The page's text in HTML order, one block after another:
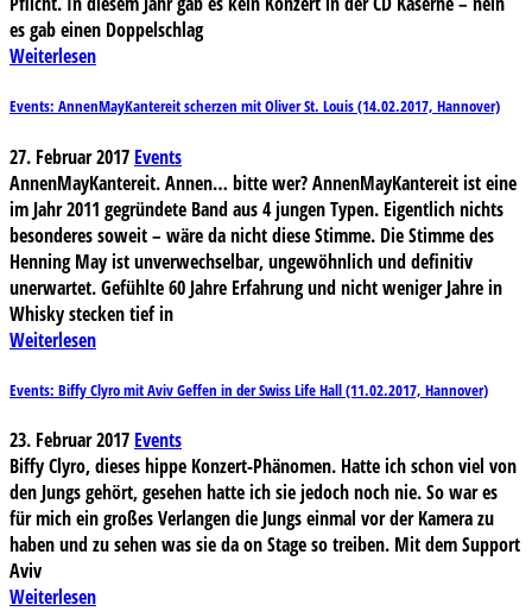
es gab einen Doppelschlag
Weiterlesen
Events: AnnenMayKantereit scherzen mit Oliver St. Louis (14.02.2017, Hannover)
27. Februar 2017 Events
AnnenMayKantereit. Annen… bitte wer? AnnenMayKantereit ist eine
im Jahr 2011 gegründete Band aus 4 jungen Typen. Eigentlich nichts
besonderes soweit – wäre da nicht diese Stimme. Die Stimme des
Henning May ist unverwechselbar, ungewöhnlich und definitiv
unerwartet. Gefühlte 60 Jahre Erfahrung und nicht weniger Jahre in
Whisky stecken tief in
Weiterlesen
Events: Biffy Clyro mit Aviv Geffen in der Swiss Life Hall (11.02.2017, Hannover)
23. Februar 2017 Events
Biffy Clyro, dieses hippe Konzert-Phänomen. Hatte ich schon viel von
den Jungs gehört, gesehen hatte ich sie jedoch noch nie. So war es
für mich ein großes Verlangen die Jungs einmal vor der Kamera zu
haben und zu sehen was sie da on Stage so treiben. Mit dem Support
Aviv
Weiterlesen